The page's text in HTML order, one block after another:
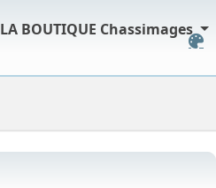
LA BOUTIQUE Chassimages